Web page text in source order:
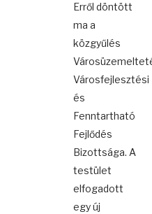
Erről döntött
ma a
közgyűlés
Városfejlesztési
és
Fenntartható
Fejlődés
Bizottsága. A
testület
elfogadott
egy új